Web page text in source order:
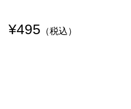
¥495 （税込）